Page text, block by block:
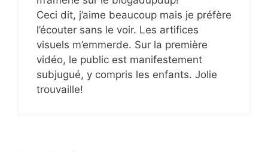
Ceci dit, j’aime beaucoup mais je préfère
l’écouter sans le voir. Les artifices
visuels m’emmerde. Sur la première
vidéo, le public est manifestement
subjugué, y compris les enfants. Jolie
trouvaille!